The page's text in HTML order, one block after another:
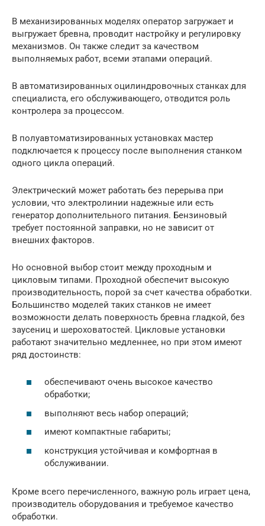
В механизированных моделях оператор загружает и
выгружает бревна, проводит настройку и регулировку
механизмов. Он также следит за качеством
выполняемых работ, всеми этапами операций.
В автоматизированных оцилиндровочных станках для
специалиста, его обслуживающего, отводится роль
контролера за процессом.
В полуавтоматизированных установках мастер
подключается к процессу после выполнения станком
одного цикла операций.
Электрический может работать без перерыва при
условии, что электролинии надежные или есть
генератор дополнительного питания. Бензиновый
требует постоянной заправки, но не зависит от
внешних факторов.
Но основной выбор стоит между проходным и
цикловым типами. Проходной обеспечит высокую
производительность, порой за счет качества обработки.
Большинство моделей таких станков не имеет
возможности делать поверхность бревна гладкой, без
заусениц и шероховатостей. Цикловые установки
работают значительно медленнее, но при этом имеют
ряд достоинств:
обеспечивают очень высокое качество
обработки;
выполняют весь набор операций;
имеют компактные габариты;
конструкция устойчивая и комфортная в
обслуживании.
Кроме всего перечисленного, важную роль играет цена,
производитель оборудования и требуемое качество
обработки.